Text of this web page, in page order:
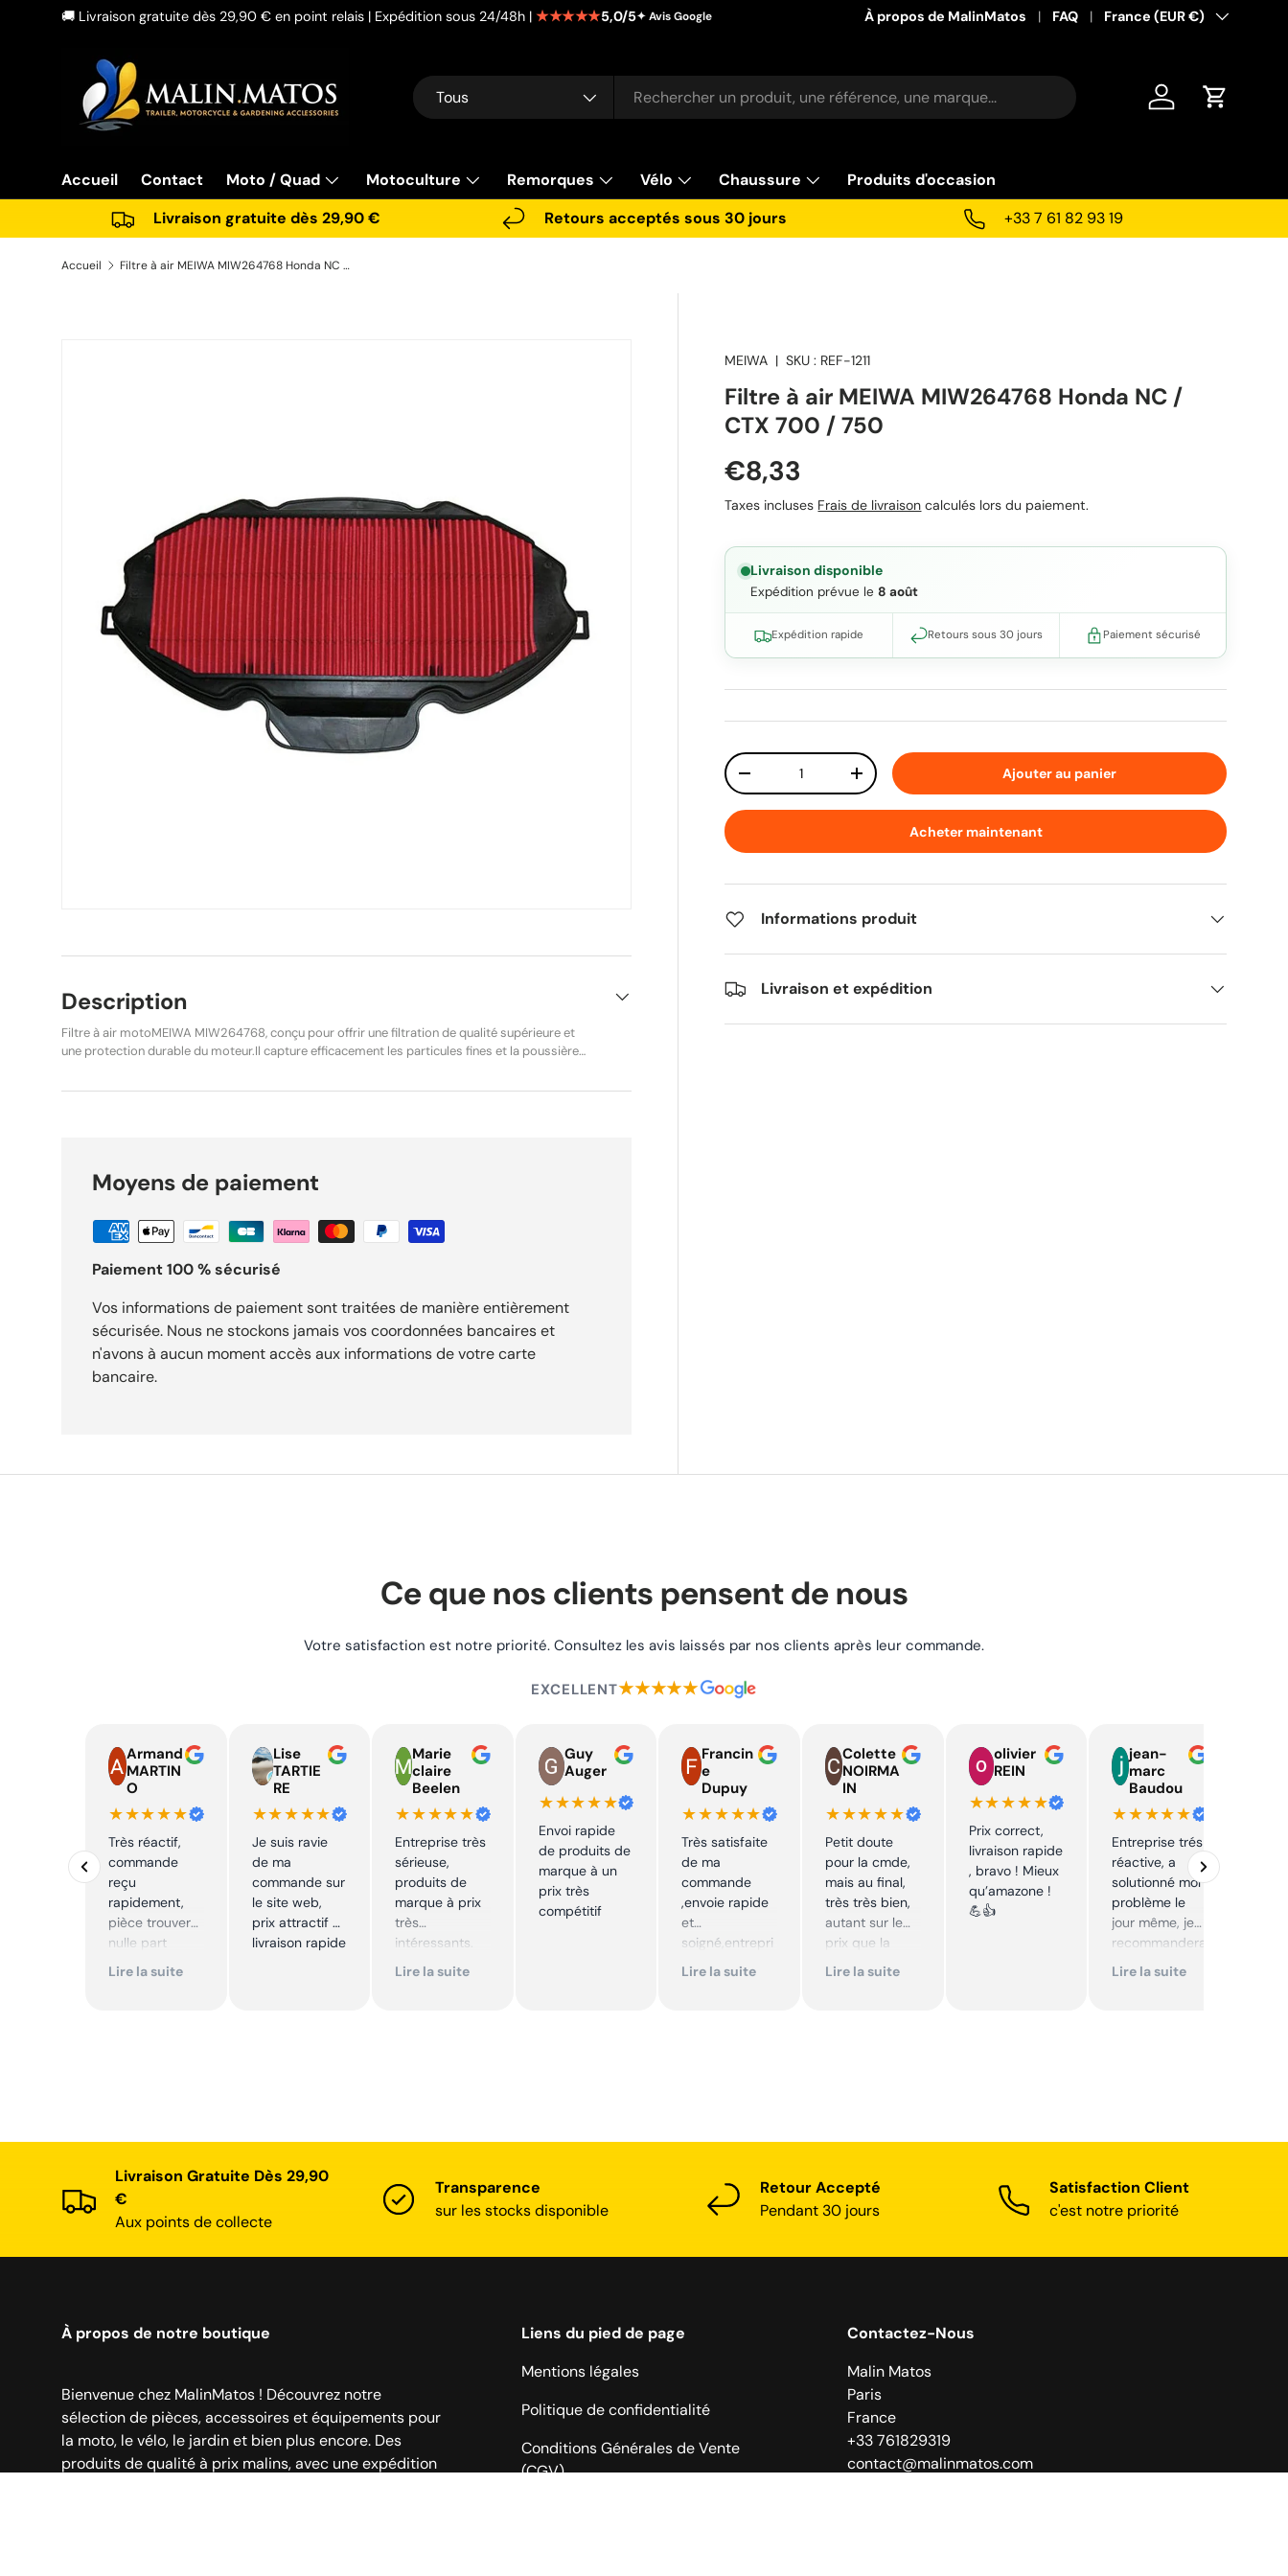
🚚 Livraison gratuite dès 29,90 € en point relais | Expédition sous 24/48h | ★★★★★5,0/5✦ Avis Google À propos de MalinMatos FAQ Pays
France (EUR €)
Recherche
Type de produit
Tous Se connecter
Panier
Accueil Contact Moto / Quad Motoculture Remorques Vélo Chaussure
Produits d'occasion
Livraison gratuite dès 29,90 €
Retours acceptés sous 30 jours +33 7 61 82 93 19
Accueil Filtre à air MEIWA MIW264768 Honda NC / CTX 700 / 750
MEIWA |SKU : REF-1211
Filtre à air MEIWA MIW264768 Honda NC /
CTX 700 / 750
Prix habituel
€8,33
Taxes incluses Frais de livraison calculés lors du paiement.
Livraison disponible
Expédition prévue le8 août
Expédition rapide Retours sous 30 jours Paiement sécurisé
Qté
Diminuer la quantitéAugmenter la quantitéAjouter au panier
Acheter maintenant
Informations produit
Livraison et expédition
Description
Filtre à air motoMEIWA MIW264768, conçu pour offrir une filtration de qualité supérieure et
une protection durable du moteur.Il capture efficacement les particules fines et la poussière
des performances moteur. Fabriqué avec des matériaux de haute qualité, ce filtre résiste aux
MIW264768 Type de filtre : Filtre à air Fonction : Filtration optimale de l’air moteur et
réduction de l’usure Compatibilités : Honda CTX 700 – 2014, 2015, 2016 Honda NC 700
2012, 2013, 2014, 2015 Honda NC 700 X – 2012, 2013, 2014, 2015 Honda NC 750 Integra –
NeufProduit d’origine MEIWA Ref vendeur : K Points forts Pièce : Filtre à air MEIWA
identifier précisément ce composant. Fonction : ce filtre résiste aux conditions d’utilisation
exigeantes et garantit une excellente longévité. Expédition sous 24h. Livraison gratuite dès
29,90 €. Retours acceptés sous 30 jours.
Moyens de paiement
Paiement 100 % sécurisé
Vos informations de paiement sont traitées de manière entièrement
sécurisée. Nous ne stockons jamais vos coordonnées bancaires et
n'avons à aucun moment accès aux informations de votre carte
bancaire.
Ce que nos clients pensent de nous
Votre satisfaction est notre priorité. Consultez les avis laissés par nos clients après leur commande.
EXCELLENT★★★★★
Armand
MARTIN
O
★★★★★
Très réactif,
commande
reçu
rapidement,
pièce trouver
nulle part
ailleurs et
Lire la suite
Lise
TARTIE
RE
★★★★★
Je suis ravie
de ma
commande sur
le site web,
prix attractif et
livraison rapide
Marie
claire
Beelen
★★★★★
Entreprise très
sérieuse,
produits de
marque à prix
très
intéressants.
Excellent suivi !
Lire la suite
Guy
Auger
★★★★★
Envoi rapide
de produits de
marque à un
prix très
compétitif
Francin
e
Dupuy
★★★★★
Très satisfaite
de ma
commande
,envoie rapide
et
soigné,entrepri
se sérieuse
Lire la suite
Colette
NOIRMA
IN
★★★★★
Petit doute
pour la cmde,
mais au final,
très très bien,
autant sur le
prix que la
qualité sur le
Lire la suite
olivier
REIN
★★★★★
Prix correct,
livraison rapide
, bravo ! Mieux
qu’amazone !
💪👍
jean-
marc
Baudou
★★★★★
Entreprise trés
réactive, a
solutionné mon
problème le
jour même, je
recommandera
i. Articles bien
Lire la suite
Livraison Gratuite Dès 29,90
€
Aux points de collecte
Transparence
sur les stocks disponible
Retour Accepté
Pendant 30 jours
Satisfaction Client
c'est notre priorité
À propos de notre boutique
Bienvenue chez MalinMatos ! Découvrez notre
sélection de pièces, accessoires et équipements pour
la moto, le vélo, le jardin et bien plus encore. Des
produits de qualité à prix malins, avec une expédition
Liens du pied de page
Mentions légales
Politique de confidentialité
Conditions Générales de Vente
(CGV)
Contactez-Nous
Malin Matos
Paris
France
+33 761829319
contact@malinmatos.com